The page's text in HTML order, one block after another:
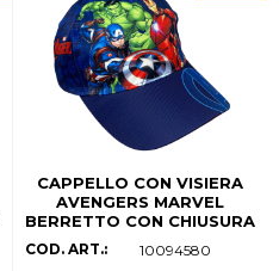
CAPPELLO CON VISIERA
AVENGERS MARVEL
BERRETTO CON CHIUSURA
REGOLABILE BAMBINO -
AVE36-0311 (53 CM)
COD. ART.: 10094580